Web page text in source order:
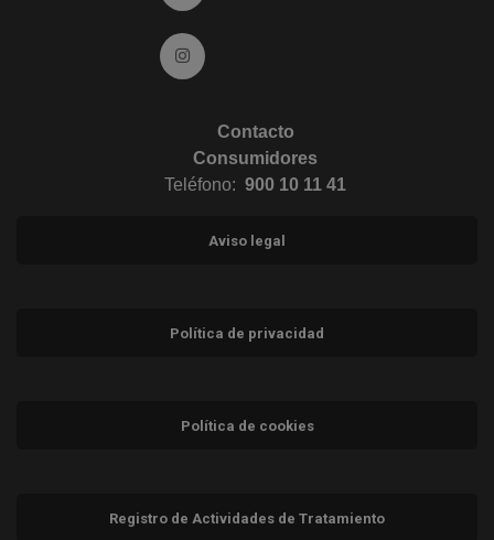
Ir a Instagram (abre en ventana nueva)
Contacto
Consumidores
Teléfono: 900 10 11 41
Aviso legal
Política de privacidad
Política de cookies
Registro de Actividades de Tratamiento